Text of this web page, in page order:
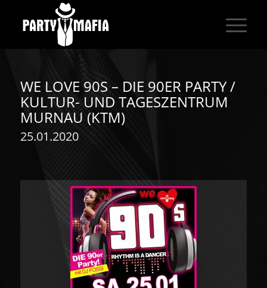
WE LOVE 90S – DIE 90ER PARTY /
KULTUR- UND TAGESZENTRUM
MURNAU (KTM)
25.01.2020